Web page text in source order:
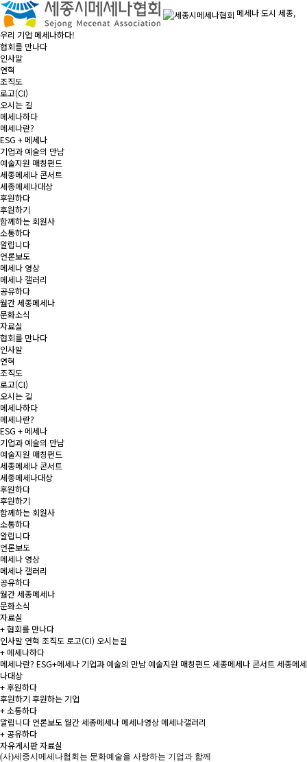
메세나 도시 세종,
우리 기업 메세나하다!
협회를 만나다
인사말
연혁
조직도
로고(CI)
오시는 길
메세나하다
메세나란?
ESG + 메세나
기업과 예술의 만남
예술지원 매칭펀드
세종메세나 콘서트
세종메세나대상
후원하다
후원하기
함께하는 회원사
소통하다
알립니다
언론보도
메세나 영상
메세나 갤러리
공유하다
월간 세종메세나
문화소식
자료실
협회를 만나다
인사말
연혁
조직도
로고(CI)
오시는 길
메세나하다
메세나란?
ESG + 메세나
기업과 예술의 만남
예술지원 매칭펀드
세종메세나 콘서트
세종메세나대상
후원하다
후원하기
함께하는 회원사
소통하다
알립니다
언론보도
메세나 영상
메세나 갤러리
공유하다
월간 세종메세나
문화소식
자료실
+협회를 만나다
인사말 연혁 조직도로고(CI) 오시는길
+ 메세나하다
메세나란? ESG+메세나기업과 예술의 만남 예술지원 매칭펀드 세종메세나 콘서트 세종메세
나대상
+후원하다
후원하기 후원하는 기업
+소통하다
알립니다 언론보도월간 세종메세나 메세나영상 메세나갤러리
+ 공유하다
자유게시판자료실
(사)세종시메세나협회는 문화예술을 사랑하는 기업과 함께